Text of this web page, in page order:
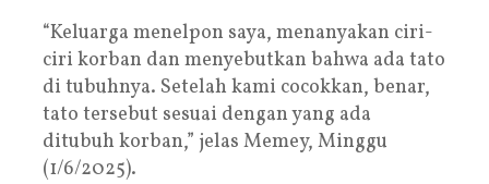
“Keluarga menelpon saya, menanyakan ciri-
ciri korban dan menyebutkan bahwa ada tato
di tubuhnya. Setelah kami cocokkan, benar,
tato tersebut sesuai dengan yang ada
ditubuh korban,” jelas Memey, Minggu
(1/6/2025).